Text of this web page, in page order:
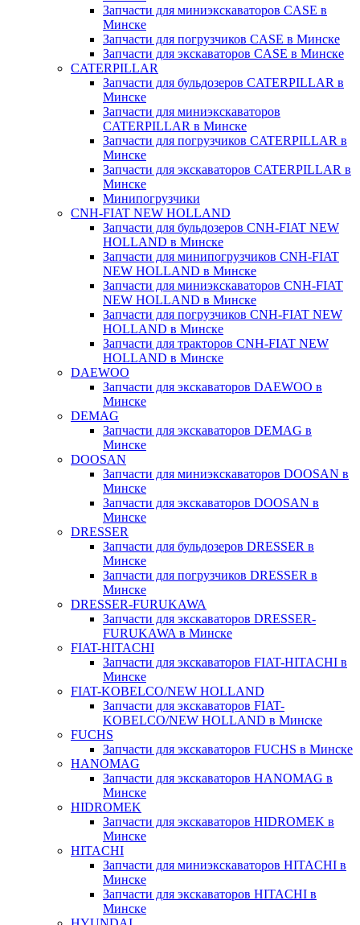
Запчасти для миниэкскаваторов CASE в
Минске
Запчасти для погрузчиков CASE в Минске
Запчасти для экскаваторов CASE в Минске
CATERPILLAR
Запчасти для бульдозеров CATERPILLAR в
Минске
Запчасти для миниэкскаваторов
CATERPILLAR в Минске
Запчасти для погрузчиков CATERPILLAR в
Минске
Запчасти для экскаваторов CATERPILLAR в
Минскe
Минипогрузчики
CNH-FIAT NEW HOLLAND
Запчасти для бульдозеров CNH-FIAT NEW
HOLLAND в Минске
Запчасти для минипогрузчиков CNH-FIAT
NEW HOLLAND в Минске
Запчасти для миниэкскаваторов CNH-FIAT
NEW HOLLAND в Минске
Запчасти для погрузчиков CNH-FIAT NEW
HOLLAND в Минске
Запчасти для тракторов CNH-FIAT NEW
HOLLAND в Минске
DAEWOO
Запчасти для экскаваторов DAEWOO в
Минске
DEMAG
Запчасти для экскаваторов DEMAG в
Минске
DOOSAN
Запчасти для миниэкскаваторов DOOSAN в
Минске
Запчасти для экскаваторов DOOSAN в
Минске
DRESSER
Запчасти для бульдозеров DRESSER в
Минске
Запчасти для погрузчиков DRESSER в
Минске
DRESSER-FURUKAWA
Запчасти для экскаваторов DRESSER-
FURUKAWA в Минске
FIAT-HITACHI
Запчасти для экскаваторов FIAT-HITACHI в
Минске
FIAT-KOBELCO/NEW HOLLAND
Запчасти для экскаваторов FIAT-
KOBELCO/NEW HOLLAND в Минске
FUCHS
Запчасти для экскаваторов FUCHS в Минске
HANOMAG
Запчасти для экскаваторов HANOMAG в
Минске
HIDROMEK
Запчасти для экскаваторов HIDROMEK в
Минске
HITACHI
Запчасти для миниэкскаваторов HITACHI в
Минске
Запчасти для экскаваторов HITACHI в
Минске